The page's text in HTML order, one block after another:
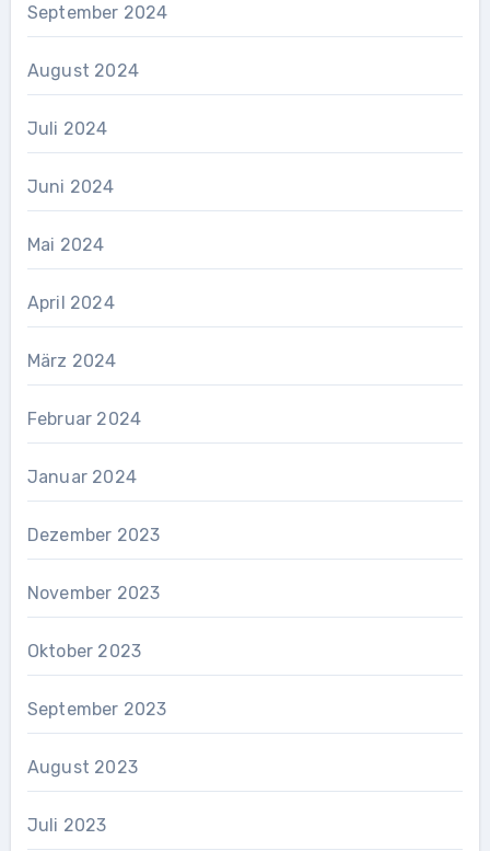
September 2024
August 2024
Juli 2024
Juni 2024
Mai 2024
April 2024
März 2024
Februar 2024
Januar 2024
Dezember 2023
November 2023
Oktober 2023
September 2023
August 2023
Juli 2023